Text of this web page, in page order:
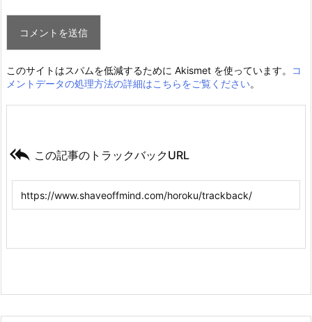
このサイトはスパムを低減するために Akismet を使っています。
コ
メントデータの処理方法の詳細はこちらをご覧ください。
 この記事のトラックバックURL